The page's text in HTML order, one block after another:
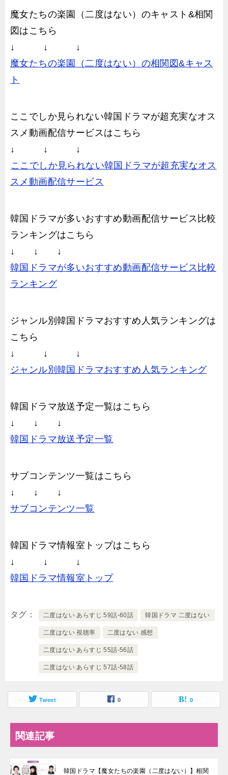
魔女たちの楽園（二度はない）のキャスト&相関
図はこちら
↓ ↓ ↓
魔女たちの楽園（二度はない）の相関図&キャス
ト
ここでしか見られない韓国ドラマが超充実なオス
スメ動画配信サービスはこちら
↓ ↓ ↓
ここでしか見られない韓国ドラマが超充実なオス
スメ動画配信サービス
韓国ドラマが多いおすすめ動画配信サービス比較
ランキングはこちら
↓ ↓ ↓
韓国ドラマが多いおすすめ動画配信サービス比較
ランキング
ジャンル別韓国ドラマおすすめ人気ランキングは
こちら
↓ ↓ ↓
ジャンル別韓国ドラマおすすめ人気ランキング
韓国ドラマ放送予定一覧はこちら
↓ ↓ ↓
韓国ドラマ放送予定一覧
サブコンテンツ一覧はこちら
↓ ↓ ↓
サブコンテンツ一覧
韓国ドラマ情報室トップはこちら
↓ ↓ ↓
韓国ドラマ情報室トップ
タグ 二度はない あらすじ 59話-60話 韓国ドラマ 二度はない
二度はない 視聴率 二度はない 感想
二度はない あらすじ 55話-56話
二度はない あらすじ 57話-58話
Tweet 0 0
関連記事
韓国ドラマ【魔女たちの楽園（二度はない）】相関